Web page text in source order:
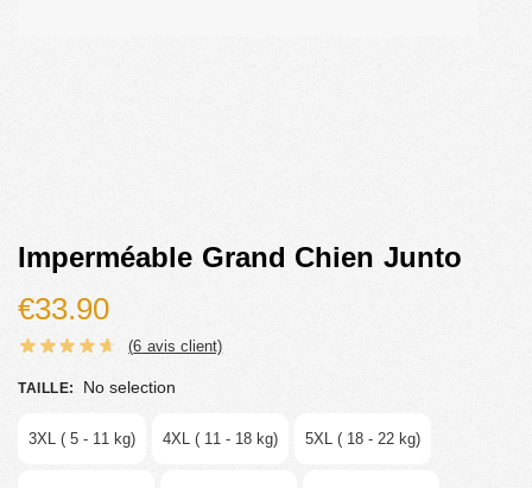
Imperméable Grand Chien Junto
€33.90
(6 avis client)
TAILLE: No selection
3XL ( 5 - 11 kg) 4XL ( 11 - 18 kg) 5XL ( 18 - 22 kg)